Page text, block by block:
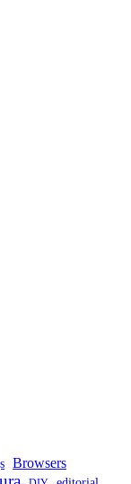
Browsers